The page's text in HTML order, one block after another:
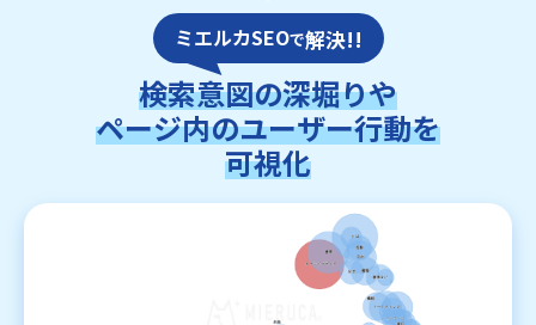
ミエルカSEOで解決!!
検索意図の深堀りや
ページ内のユーザー行動を
可視化